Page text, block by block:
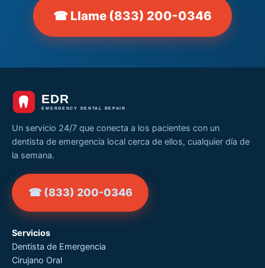
☎ Llame (833) 200-0346
Un servicio 24/7 que conecta a los pacientes con un
dentista de emergencia local cerca de ellos, cualquier día de
la semana.
☎ (833) 200-0346
Servicios
Dentista de Emergencia
Cirujano Oral